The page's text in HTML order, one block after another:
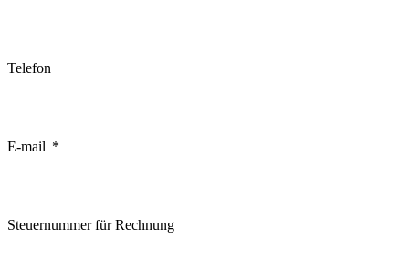
Telefon
E-mail
Steuernummer für Rechnung